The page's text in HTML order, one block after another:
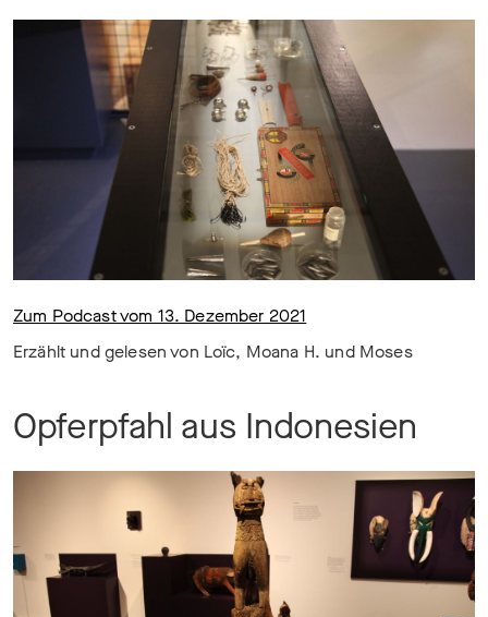
Zum Podcast vom 13. Dezember 2021
Erzählt und gelesen von Loïc, Moana H. und Moses
Opferpfahl aus Indonesien